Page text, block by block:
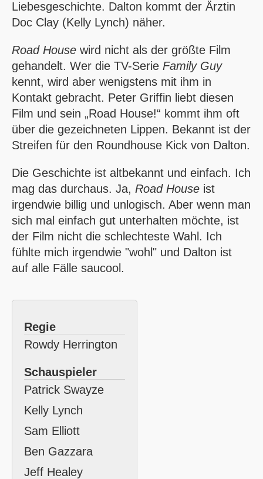
Liebesgeschichte. Dalton kommt der Ärztin
Doc Clay (Kelly Lynch) näher.
Road House wird nicht als der größte Film
gehandelt. Wer die TV-Serie Family Guy
kennt, wird aber wenigstens mit ihm in
Kontakt gebracht. Peter Griffin liebt diesen
Film und sein
Road House!
kommt ihm oft
über die gezeichneten Lippen. Bekannt ist der
Streifen für den Roundhouse Kick von Dalton.
Die Geschichte ist altbekannt und einfach. Ich
mag das durchaus. Ja, Road House ist
irgendwie billig und unlogisch. Aber wenn man
sich mal einfach gut unterhalten möchte, ist
der Film nicht die schlechteste Wahl. Ich
fühlte mich irgendwie "wohl" und Dalton ist
auf alle Fälle saucool.
Regie
Rowdy Herrington
Schauspieler
Patrick Swayze
Kelly Lynch
Sam Elliott
Ben Gazzara
Jeff Healey